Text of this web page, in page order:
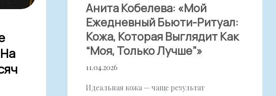
Анита Кобелева: «Мой
Ежедневный Бьюти-Ритуал:
Кожа, Которая Выглядит Как
“моя, Только Лучше”»
11.04.2026
Идеальная кожа — чаще результат